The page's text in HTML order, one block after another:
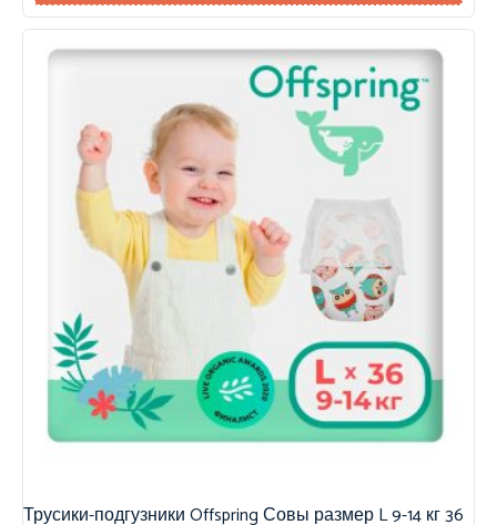
Трусики-подгузники Offspring Совы размер L 9-14 кг 36